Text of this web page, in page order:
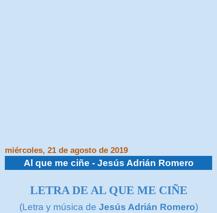
miércoles, 21 de agosto de 2019
Al que me ciñe - Jesús Adrián Romero
LETRA DE AL QUE ME CIÑE
(Letra y música de Jesús Adrián Romero)